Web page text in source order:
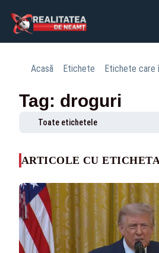
Acasă Etichete Etichete care
Tag: droguri
Toate etichetele
ARTICOLE CU